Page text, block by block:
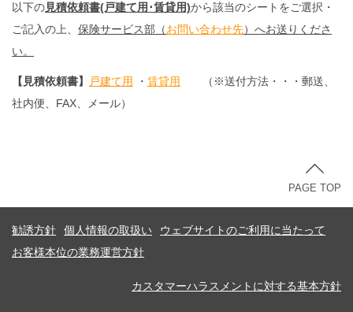
以下の見積依頼書(戸建て用･賃貸用)から該当のシートをご選択・
ご記入の上、 保険サービス部（お問い合わせ先）へお送りくださ
い。
【見積依頼書】 戸建て用 ・ 賃貸用
（※送付方法・・・郵送、
社内便、FAX、メール）
PAGE TOP
勧誘方針 個人情報の取扱い
ウェブサイトのご利用に当たって
お客様本位の業務運営方針
カスタマーハラスメントに対する基本方針